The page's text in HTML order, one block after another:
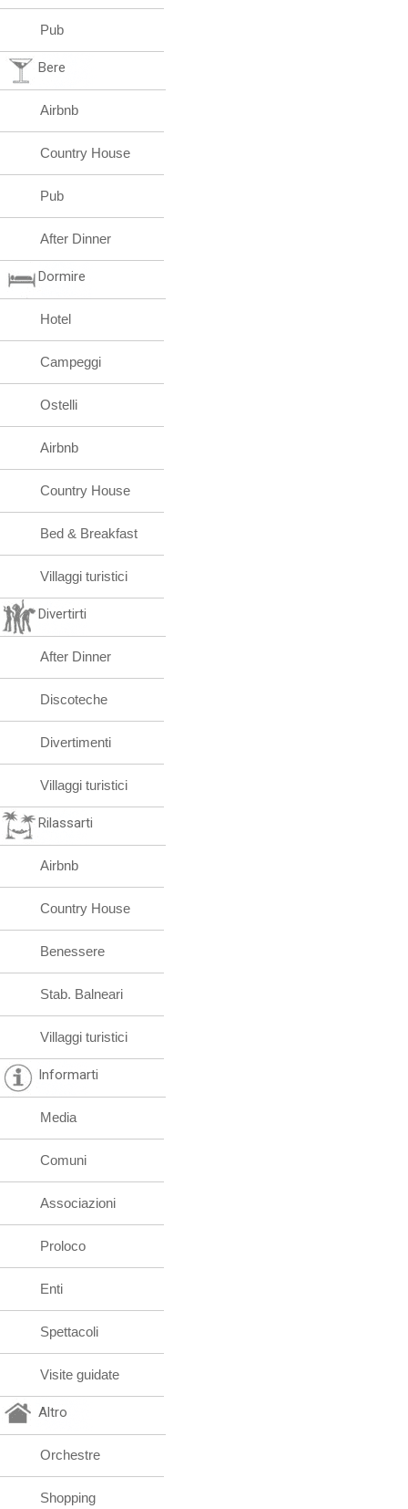
Pub
Bere
Airbnb
Country House
Pub
After Dinner
Dormire
Hotel
Campeggi
Ostelli
Airbnb
Country House
Bed & Breakfast
Villaggi turistici
Divertirti
After Dinner
Discoteche
Divertimenti
Villaggi turistici
Rilassarti
Airbnb
Country House
Benessere
Stab. Balneari
Villaggi turistici
Informarti
Media
Comuni
Associazioni
Proloco
Enti
Spettacoli
Visite guidate
Altro
Orchestre
Shopping